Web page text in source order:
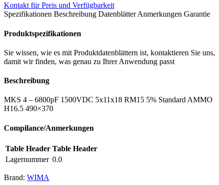
Kontakt für Preis und Verfügbarkeit
Spezifikationen Beschreibung Datenblätter Anmerkungen Garantie
Produktspezifikationen
Sie wissen, wie es mit Produktdatenblättern ist, kontaktieren Sie uns,
damit wir finden, was genau zu Ihrer Anwendung passt
Beschreibung
MKS 4 – 6800pF 1500VDC 5x11x18 RM15 5% Standard AMMO
H16.5 490×370
Compilance/Anmerkungen
Table Header Table Header
Lagernummer 0.0
Brand: WIMA